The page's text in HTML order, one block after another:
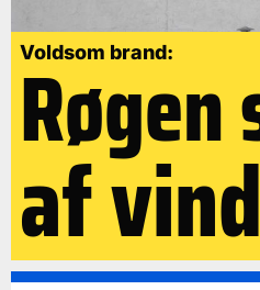
Voldsom brand:
af